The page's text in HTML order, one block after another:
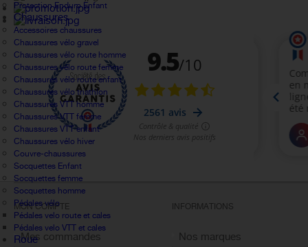
Protection Enduro Enfant
Chaussures
Accessoires chaussures
Chaussures vélo gravel
Chaussures vélo route homme
Chaussures vélo route femme
Chaussures vélo route enfant
Chaussures vélo triathlon
Chaussures VTT homme
Chaussures VTT femme
Chaussures VTT enfant
Chaussures vélo hiver
Couvre-chaussures
Socquettes Enfant
Socquettes femme
Socquettes homme
Pédales vélo
Pédales velo route et cales
Pédales velo VTT et cales
Roue
MON COMPTE
Mes commandes
INFORMATIONS
Nos marques